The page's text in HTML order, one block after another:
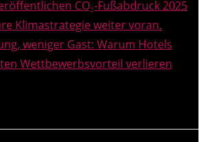
CO₂-Fußabdruck 2025
Klimastrategie weiter voran.
weniger Gast: Warum Hotels
Wettbewerbsvorteil verlieren